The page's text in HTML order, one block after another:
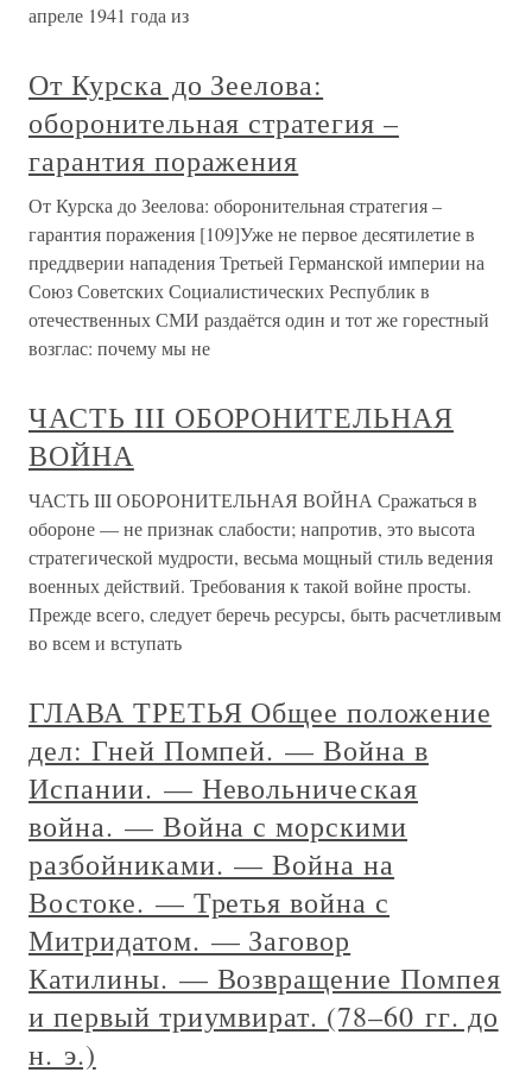
апреле 1941 года из
От Курска до Зеелова:
оборонительная стратегия –
гарантия поражения
От Курска до Зеелова: оборонительная стратегия –
гарантия поражения [109]Уже не первое десятилетие в
преддверии нападения Третьей Германской империи на
Союз Советских Социалистических Республик в
отечественных СМИ раздаётся один и тот же горестный
возглас: почему мы не
ЧАСТЬ III ОБОРОНИТЕЛЬНАЯ
ВОЙНА
ЧАСТЬ III ОБОРОНИТЕЛЬНАЯ ВОЙНА Сражаться в
обороне — не признак слабости; напротив, это высота
стратегической мудрости, весьма мощный стиль ведения
военных действий. Требования к такой войне просты.
Прежде всего, следует беречь ресурсы, быть расчетливым
во всем и вступать
ГЛАВА ТРЕТЬЯ Общее положение
дел: Гней Помпей. — Война в
Испании. — Невольническая
война. — Война с морскими
разбойниками. — Война на
Востоке. — Третья война с
Митридатом. — Заговор
Катилины. — Возвращение Помпея
и первый триумвират. (78–60 гг. до
н. э.)